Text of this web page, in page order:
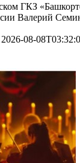
ГКЗ
Валерий
2026-08-